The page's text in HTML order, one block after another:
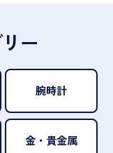
ー
腕時計
金・貴金属